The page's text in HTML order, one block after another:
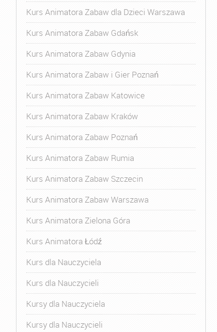
Kurs Animatora Zabaw dla Dzieci Warszawa
Kurs Animatora Zabaw Gdańsk
Kurs Animatora Zabaw Gdynia
Kurs Animatora Zabaw i Gier Poznań
Kurs Animatora Zabaw Katowice
Kurs Animatora Zabaw Kraków
Kurs Animatora Zabaw Poznań
Kurs Animatora Zabaw Rumia
Kurs Animatora Zabaw Szczecin
Kurs Animatora Zabaw Warszawa
Kurs Animatora Zielona Góra
Kurs Animatora Łódź
Kurs dla Nauczyciela
Kurs dla Nauczycieli
Kursy dla Nauczyciela
Kursy dla Nauczycieli